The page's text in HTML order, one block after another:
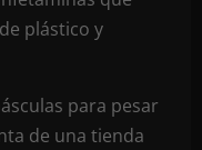
plástico y
para pesar
de una tienda